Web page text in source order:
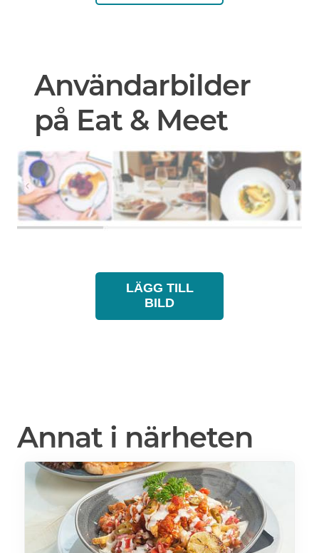
Användarbilder
på Eat & Meet
LÄGG TILL
BILD
Annat i närheten